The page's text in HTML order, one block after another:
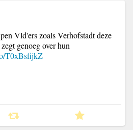
Vld'ers zoals Verhofstadt deze
genoeg over hun
T0xBsfijkZ